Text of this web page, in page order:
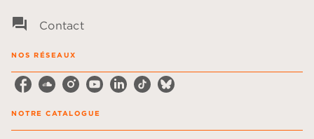
question_answer Contact
NOS RÉSEAUX
NOTRE CATALOGUE